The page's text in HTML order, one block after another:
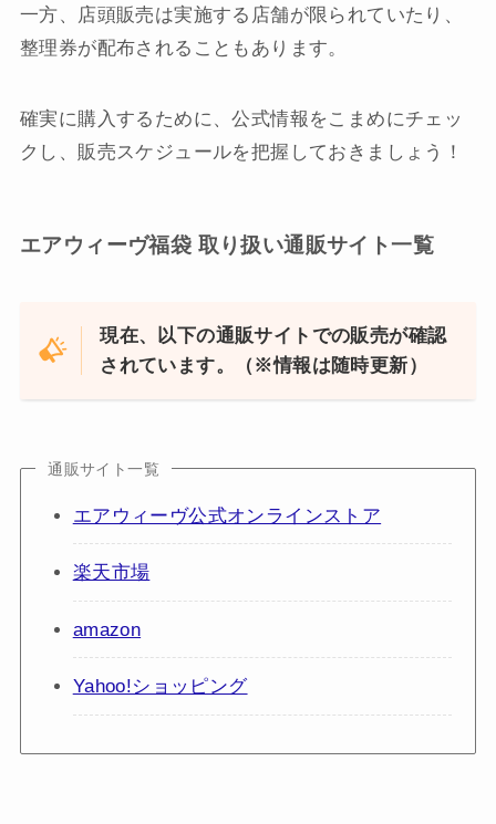
一方、店頭販売は実施する店舗が限られていたり、
整理券が配布されることもあります。
確実に購入するために、公式情報をこまめにチェッ
クし、販売スケジュールを把握しておきましょう！
エアウィーヴ福袋 取り扱い通販サイト一覧
現在、以下の通販サイトでの販売が確認
されています。（※情報は随時更新）
通販サイト一覧
エアウィーヴ公式オンラインストア
楽天市場
amazon
Yahoo!ショッピング